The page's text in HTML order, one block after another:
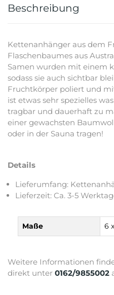
Beschreibung
Kettenanhänger aus dem
Flaschenbaumes aus
Samen wurden mit einem
sodass sie auch sichtbar
Fruchtkörper poliert und
ist etwas sehr spezielles
tragbar und dauerhaft zu
einer gewachsten
oder in der Sauna tragen!
Details
Lieferumfang:
Lieferzeit: Ca. 3-5
Maße 6
Weitere Informationen
direkt unter 0162/9855002